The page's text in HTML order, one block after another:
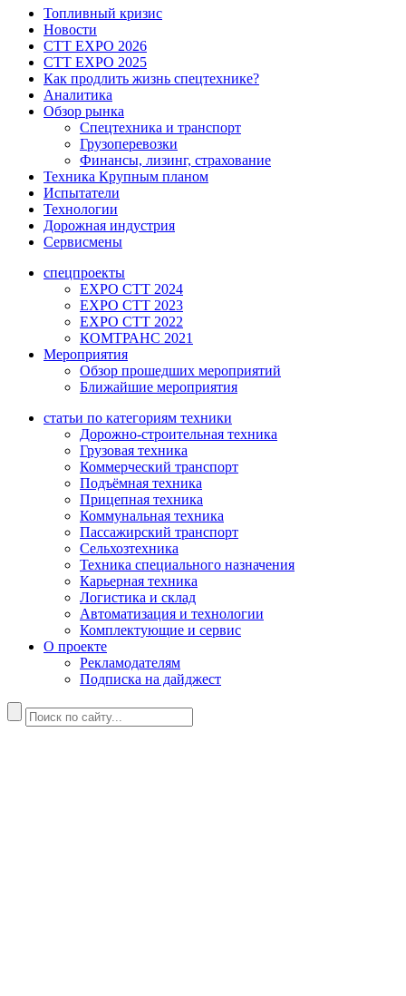
Топливный кризис
Новости
CTT EXPO 2026
CTT EXPO 2025
Как продлить жизнь спецтехнике?
Аналитика
Обзор рынка
Спецтехника и транспорт
Грузоперевозки
Финансы, лизинг, страхование
Техника Крупным планом
Испытатели
Технологии
Дорожная индустрия
Сервисмены
спецпроекты
EXPO CTT 2024
EXPO CTT 2023
EXPO CTT 2022
КОМТРАНС 2021
Мероприятия
Обзор прошедших мероприятий
Ближайшие мероприятия
статьи по категориям техники
Дорожно-строительная техника
Грузовая техника
Коммерческий транспорт
Подъёмная техника
Прицепная техника
Коммунальная техника
Пассажирский транспорт
Сельхозтехника
Техника специального назначения
Карьерная техника
Логистика и склад
Автоматизация и технологии
Комплектующие и сервис
О проекте
Рекламодателям
Подписка на дайджест